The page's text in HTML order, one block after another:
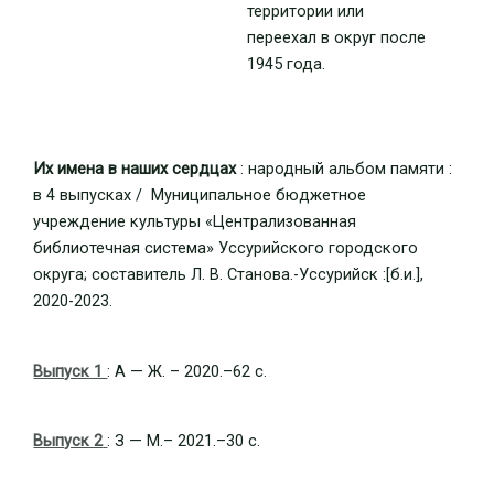
территории или
переехал в округ после
1945 года.
Их имена в наших сердцах: народный альбом памяти :
в 4 выпусках / Муниципальное бюджетное
учреждение культуры «Централизованная
библиотечная система» Уссурийского городского
округа; составитель Л. В. Станова.-Уссурийск :[б.и.],
2020-2023.
Выпуск 1: А — Ж. – 2020.–62 с.
Выпуск 2 : З — М.– 2021.–30 с.